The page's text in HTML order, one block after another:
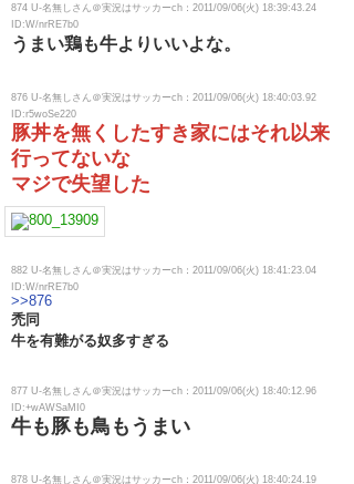
874 U-名無しさん＠実況はサッカーch：2011/09/06(火) 18:39:43.24
ID:W/nrRE7b0
うまい鶏も牛よりいいよな。
876 U-名無しさん＠実況はサッカーch：2011/09/06(火) 18:40:03.92
ID:r5woSe220
豚丼を無くしたすき家にはそれ以来
行ってないな
マジで失望した
882 U-名無しさん＠実況はサッカーch：2011/09/06(火) 18:41:23.04
ID:W/nrRE7b0
>>876
禿同
牛を有難がる奴多すぎる
877 U-名無しさん＠実況はサッカーch：2011/09/06(火) 18:40:12.96
ID:+wAWSaMI0
牛も豚も鳥もうまい
878 U-名無しさん＠実況はサッカーch：2011/09/06(火) 18:40:24.19